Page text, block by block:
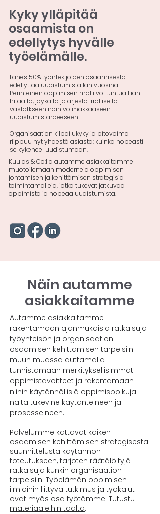
Kyky ylläpitää
osaamista on
edellytys hyvälle
työelämälle.
Lähes 50% työntekijöiden osaamisesta
edellyttää uudistumista lähivuosina. ​​​
Perinteinen oppimisen malli voi tuntua liian
hitaalta, jäykältä ja arjesta irralliselta
vastatkseen näin voimakkaaseen
uudistumistarpeeseen.
Organisaation kilpailukyky ja pitovoima
riippuu nyt yhdestä asiasta: kuinka nopeasti
se kykenee uudistumaan.
Kuulas & Co:lla autamme asiakkaitamme
muotoilemaan moderneja oppimisen
johtamisen ja kehittämisen strategisia
toimintamalleja, jotka tukevat jatkuvaa
oppimista ja nopeaa uudistumista.
Näin autamme
asiakkaitamme
Autamme asiakkaitamme
rakentamaan ajanmukaisia ratkaisuja
työyhteisön ja organisaation
osaamisen kehittämisen tarpeisiin
muun muassa auttamalla
tunnistamaan merkityksellisimmät
oppimistavoitteet ja rakentamaan
niihin käytännöllisiä oppimispolkuja
näitä tukevine käytänteineen ja
prosesseineen.
Palvelumme kattavat kaiken
osaamisen kehittämisen strategisesta
suunnittelusta käytännön
toteutukseen, tarjoten räätälöityjä
ratkaisuja kunkin organisaation
tarpeisiin. Työelämän oppimisen
ilmiöihin liittyvä tutkimus ja työkalut
ovat myös osa työtämme. Tutustu
materiaaleihin täältä.